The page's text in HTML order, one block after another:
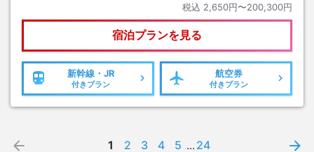
税込 2,650円〜200,300円
宿泊プランを見る
新幹線・JR
付きプラン
航空券
付きプラン
1 2 3 4 5 ... 24